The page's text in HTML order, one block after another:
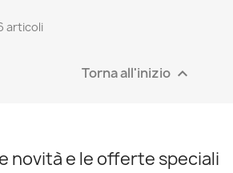
articoli
Torna all'inizio 
novità e le offerte speciali